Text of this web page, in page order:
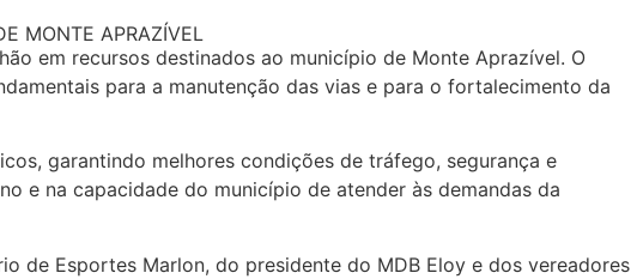
MONTE APRAZÍVEL
em recursos destinados ao município de Monte Aprazível. O
para a manutenção das vias e para o fortalecimento da
garantindo melhores condições de tráfego, segurança e
e na capacidade do município de atender às demandas da
de Esportes Marlon, do presidente do MDB Eloy e dos vereadores